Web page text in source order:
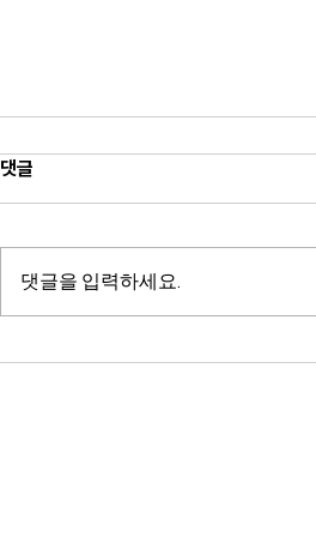
댓글
댓글을 입력하세요.